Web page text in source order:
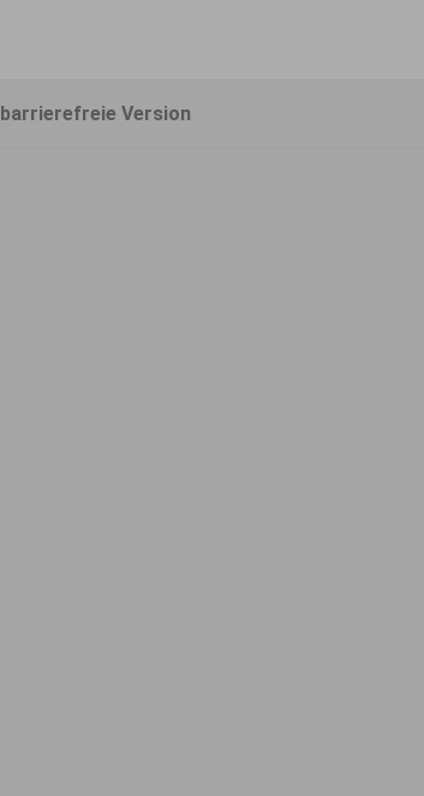
barrierefreie Version